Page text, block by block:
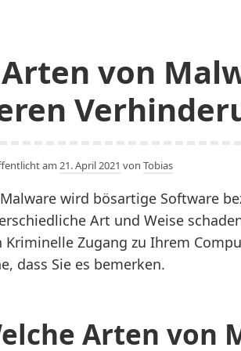
von
am 21. April 2021 von Tobias
wird bösartige Software
Art und Weise
Kriminelle Zugang zu Ihrem
dass Sie es bemerken.
Arten von